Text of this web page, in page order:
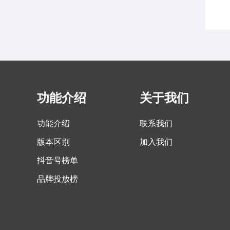
功能介绍
功能介绍
版本区别
抖音号榜单
品牌投放榜
关于我们
联系我们
加入我们